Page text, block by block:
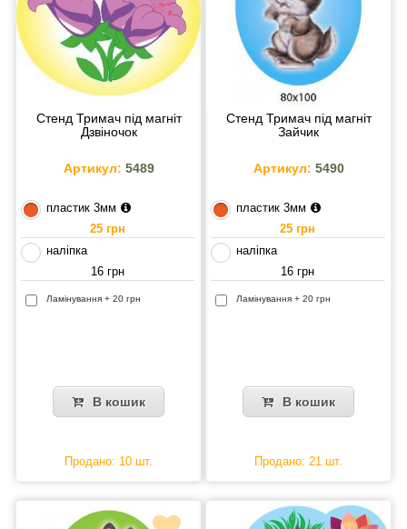
Стенд Тримач під магніт
Дзвіночок
Артикул: 5489
пластик 3мм
25 грн
наліпка
16 грн
Ламінування + 20 грн
В кошик
Продано: 10 шт.
Стенд Тримач під магніт
Зайчик
Артикул: 5490
пластик 3мм
25 грн
наліпка
16 грн
Ламінування + 20 грн
В кошик
Продано: 21 шт.